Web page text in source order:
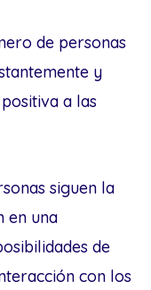
de personas
y
a las
siguen la
en una
de
con los